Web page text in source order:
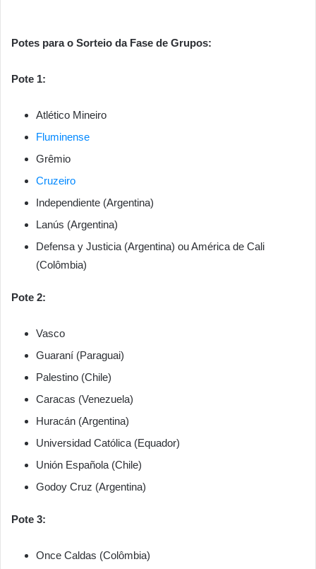
Potes para o Sorteio da Fase de Grupos:
Pote 1:
Atlético Mineiro
Fluminense
Grêmio
Cruzeiro
Independiente (Argentina)
Lanús (Argentina)
Defensa y Justicia (Argentina) ou América de Cali
(Colômbia)
Pote 2:
Vasco
Guaraní (Paraguai)
Palestino (Chile)
Caracas (Venezuela)
Huracán (Argentina)
Universidad Católica (Equador)
Unión Española (Chile)
Godoy Cruz (Argentina)
Pote 3:
Once Caldas (Colômbia)